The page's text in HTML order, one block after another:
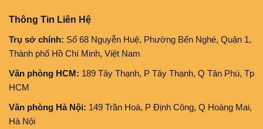
Thông Tin Liên Hệ
Trụ sở chính: Số 68 Nguyễn Huệ, Phường Bến Nghé, Quận 1,
Thành phố Hồ Chí Minh, Việt Nam
Văn phòng HCM: 189 Tây Thạnh, P Tây Thạnh, Q Tân Phú, Tp
HCM
Văn phòng Hà Nội: 149 Trần Hoà, P Định Công, Q Hoàng Mai,
Hà Nội